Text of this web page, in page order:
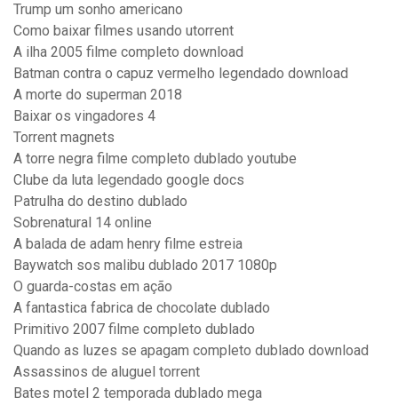
Trump um sonho americano
Como baixar filmes usando utorrent
A ilha 2005 filme completo download
Batman contra o capuz vermelho legendado download
A morte do superman 2018
Baixar os vingadores 4
Torrent magnets
A torre negra filme completo dublado youtube
Clube da luta legendado google docs
Patrulha do destino dublado
Sobrenatural 14 online
A balada de adam henry filme estreia
Baywatch sos malibu dublado 2017 1080p
O guarda-costas em ação
A fantastica fabrica de chocolate dublado
Primitivo 2007 filme completo dublado
Quando as luzes se apagam completo dublado download
Assassinos de aluguel torrent
Bates motel 2 temporada dublado mega